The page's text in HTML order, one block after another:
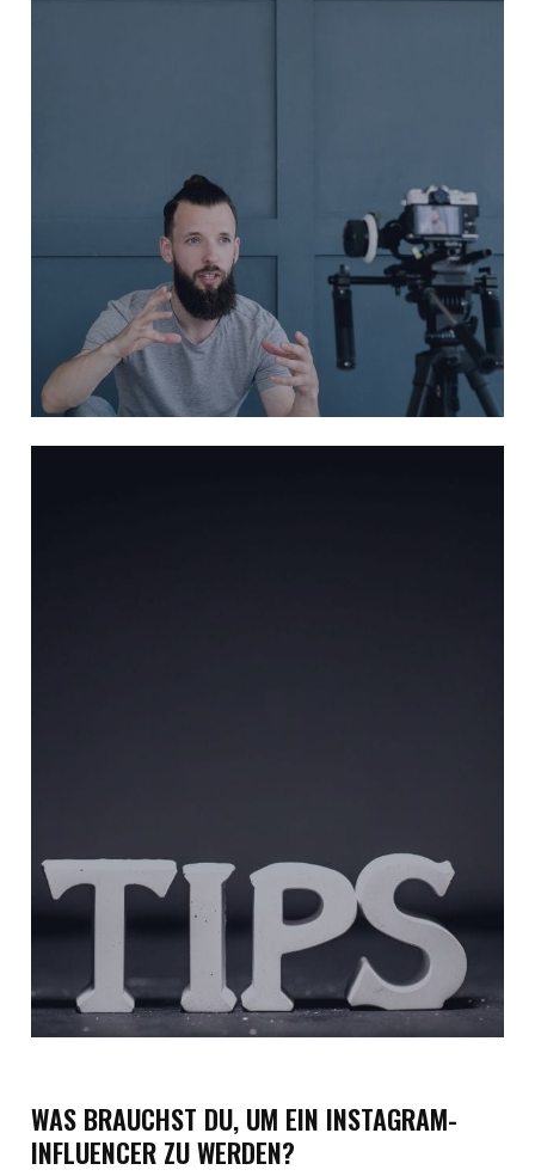
WAS BRAUCHST DU, UM EIN INSTAGRAM-
INFLUENCER ZU WERDEN?